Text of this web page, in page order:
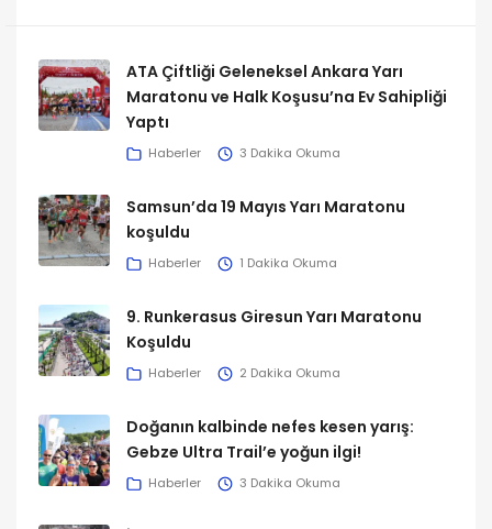
ATA Çiftliği Geleneksel Ankara Yarı
Maratonu ve Halk Koşusu’na Ev Sahipliği
Yaptı
Haberler 3 Dakika Okuma
Samsun’da 19 Mayıs Yarı Maratonu
koşuldu
Haberler 1 Dakika Okuma
9. Runkerasus Giresun Yarı Maratonu
Koşuldu
Haberler 2 Dakika Okuma
Doğanın kalbinde nefes kesen yarış:
Gebze Ultra Trail’e yoğun ilgi!
Haberler 3 Dakika Okuma